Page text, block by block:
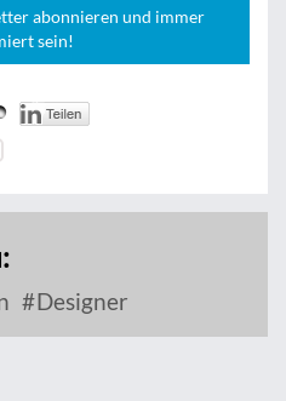
abonnieren und immer
sein!
Designer